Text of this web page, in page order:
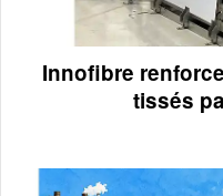
Innofibre
tissés